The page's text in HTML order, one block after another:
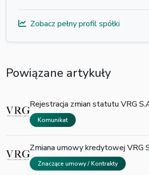
Zobacz pełny profil spółki
Powiązane artykuły
Rejestracja zmian statutu VRG
Komunikat
Zmiana umowy kredytowej VRG
Znaczące umowy / Kontrakty